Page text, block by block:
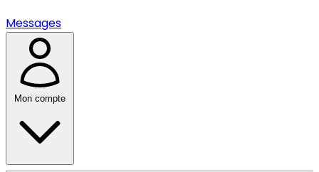
Messages
Mon compte